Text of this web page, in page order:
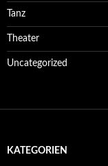
Tanz
Theater
Uncategorized
KATEGORIEN